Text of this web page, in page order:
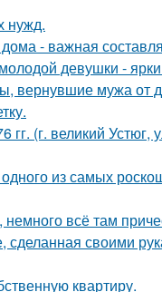
нужд.
- важная
девушки -
вернувшие мужа от
(г. великий Устюг,
из самых
всё там
своими
квартиру.